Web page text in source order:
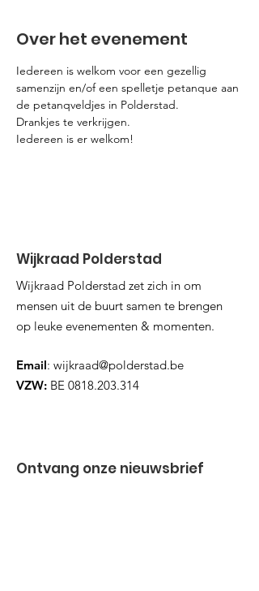
Over het evenement
Iedereen is welkom voor een gezellig
samenzijn en/of een spelletje petanque aan
de petanqveldjes in Polderstad.
Drankjes te verkrijgen.
Iedereen is er welkom!
Wijkraad Polderstad
Wijkraad Polderstad zet zich in om
mensen uit de buurt samen te brengen
op leuke evenementen & momenten.
Email: wijkraad@polderstad.be
VZW: BE 0818.203.314
Ontvang onze nieuwsbrief